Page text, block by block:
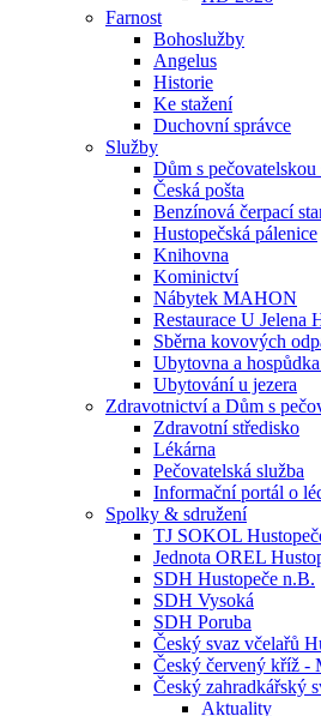
Farnost
Bohoslužby
Angelus
Historie
Ke stažení
Duchovní správce
Služby
Dům s pečovatelskou
Česká pošta
Benzínová čerpací
Hustopečská pálenice
Knihovna
Kominictví
Nábytek MAHON
Restaurace U Jelena
Sběrna kovových
Ubytovna a
Ubytování u jezera
Zdravotnictví a Dům s
Zdravotní středisko
Lékárna
Pečovatelská služba
Informační portál o
Spolky & sdružení
TJ SOKOL
Jednota OREL
SDH Hustopeče n.B.
SDH Vysoká
SDH Poruba
Český svaz včelařů
Český červený kříž -
Český zahradkářský
Aktuality